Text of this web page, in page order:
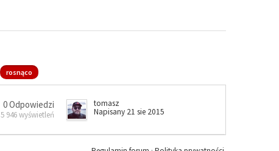
rosnąco
0 Odpowiedzi
5 946 wyświetleń
tomasz
Napisany 21 sie 2015